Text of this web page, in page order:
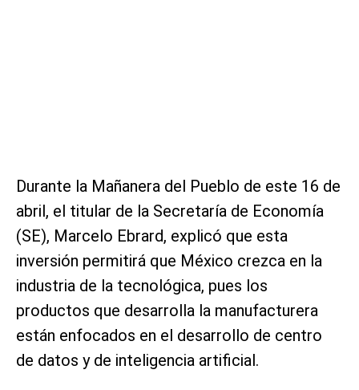
Durante la Mañanera del Pueblo de este 16 de
abril, el titular de la Secretaría de Economía
(SE), Marcelo Ebrard, explicó que esta
inversión permitirá que México crezca en la
industria de la tecnológica, pues los
productos que desarrolla la manufacturera
están enfocados en el desarrollo de centro
de datos y de inteligencia artificial.